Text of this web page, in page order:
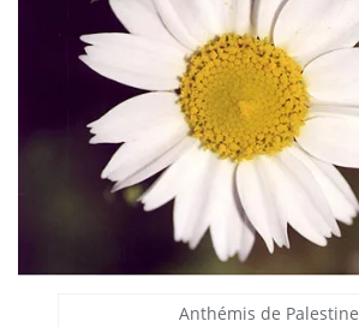
Anthémis de Palestine